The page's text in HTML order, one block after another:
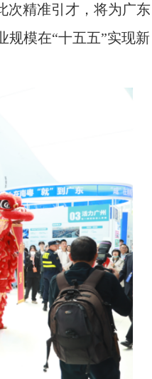
次精准引才，将为广东
规模在“十五五”实现新